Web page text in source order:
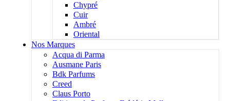
Chypré
Cuir
Ambré
Oriental
Nos Marques
Acqua di Parma
Ausmane Paris
Bdk Parfums
Creed
Claus Porto